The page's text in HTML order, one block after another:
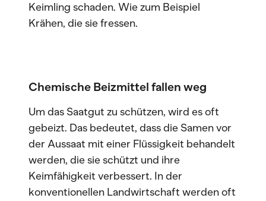
Keimling schaden. Wie zum Beispiel
Krähen, die sie fressen.
Chemische Beizmittel fallen weg
Um das Saatgut zu schützen, wird es oft
gebeizt. Das bedeutet, dass die Samen vor
der Aussaat mit einer Flüssigkeit behandelt
werden, die sie schützt und ihre
Keimfähigkeit verbessert. In der
konventionellen Landwirtschaft werden oft